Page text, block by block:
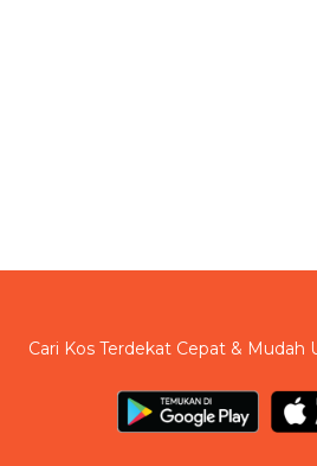
Cari Kos Terdekat Cepat & Mudah